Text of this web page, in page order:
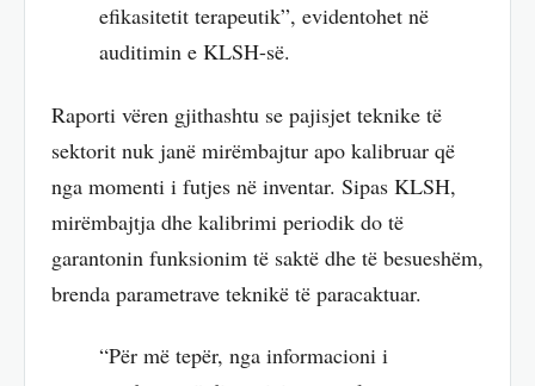
efikasitetit terapeutik”, evidentohet në
auditimin e KLSH-së.
Raporti vëren gjithashtu se pajisjet teknike të
sektorit nuk janë mirëmbajtur apo kalibruar që
nga momenti i futjes në inventar. Sipas KLSH,
mirëmbajtja dhe kalibrimi periodik do të
garantonin funksionim të saktë dhe të besueshëm,
brenda parametrave teknikë të paracaktuar.
“Për më tepër, nga informacioni i